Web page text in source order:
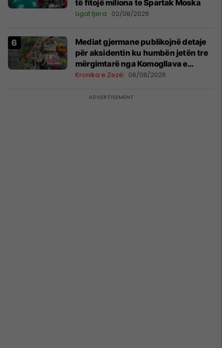
të fitojë miliona te Spartak Moska
Ligat tjera 02/08/2026
Mediat gjermane publikojnë detaje
për aksidentin ku humbën jetën tre
mërgimtarë nga Komogllava e
Ferizajt
Kronika e Zezë 06/08/2026